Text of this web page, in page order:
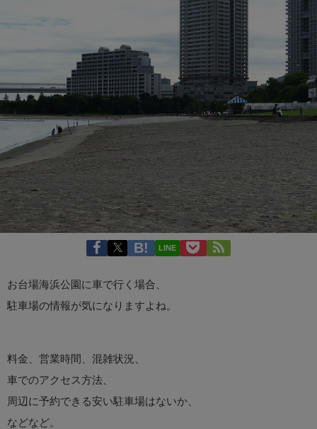
LINE
お台場海浜公園に車で行く場合、
駐車場の情報が気になりますよね。
料金、営業時間、混雑状況、
車でのアクセス方法、
周辺に予約できる安い駐車場はないか、
などなど。